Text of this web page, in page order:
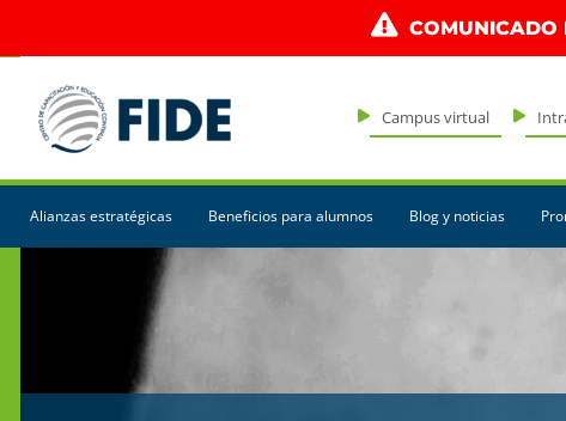
COMUNICADO
Campus virtual
Alianzas estratégicas Beneficios para alumnos Blog y noticias